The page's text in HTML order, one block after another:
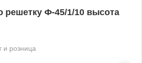
решетку Ф-45/1/10 высота
и розница